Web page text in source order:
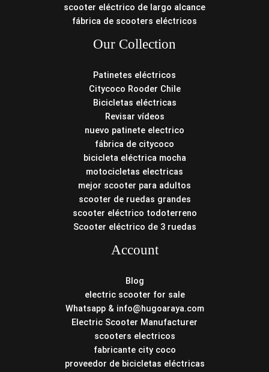
scooter eléctrico de largo alcance
fábrica de scooters eléctricos
Our Collection
Patinetes eléctricos
Citycoco Rooder Chile
Bicicletas eléctricas
Revisar vídeos
nuevo patinete electrico
fábrica de citycoco
bicicleta eléctrica mocha
motocicletas electricas
mejor scooter para adultos
scooter de ruedas grandes
scooter eléctrico todoterreno
Scooter eléctrico de 3 ruedas
Account
Blog
electric scooter for sale
Whatsapp & info@hugoaraya.com
Electric Scooter Manufacturer
scooters electricos
fabricante city coco
proveedor de bicicletas eléctricas